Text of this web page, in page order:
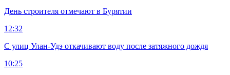
День строителя отмечают в Бурятии
12:32
С улиц Улан-Удэ откачивают воду после затяжного дождя
10:25